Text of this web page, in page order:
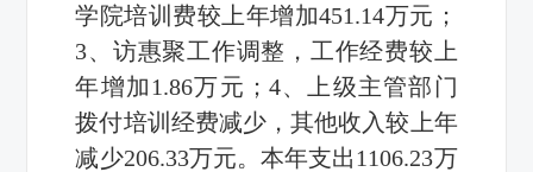
学院培训费较上年增加451.14万元；
3、访惠聚工作调整，工作经费较上
年增加1.86万元；4、上级主管部门
拨付培训经费减少，其他收入较上年
减少206.33万元。本年支出1106.23万